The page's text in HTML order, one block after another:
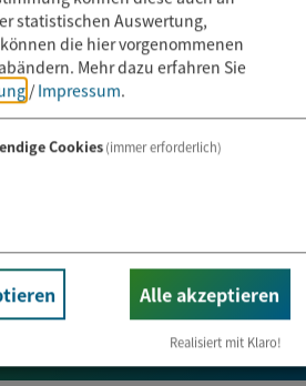
statistischen Auswertung,
die hier vorgenommenen
Mehr dazu erfahren Sie
/ Impressum.
Cookies(immer erforderlich)
Alle akzeptieren
Realisiert mit Klaro!